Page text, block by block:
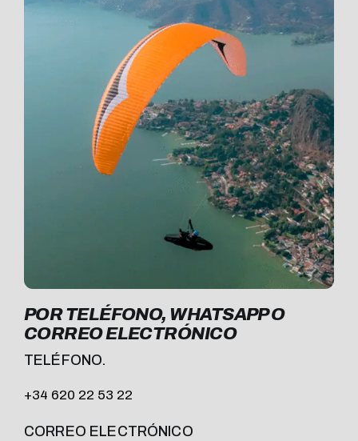
POR TELÉFONO, WHATSAPP O
CORREO ELECTRÓNICO
TELÉFONO.
+34 620 22 53 22
CORREO ELECTRÓNICO